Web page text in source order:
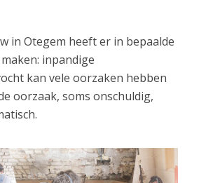
in Otegem heeft er in bepaalde
inpandige
kan vele oorzaken hebben
oorzaak, soms onschuldig,